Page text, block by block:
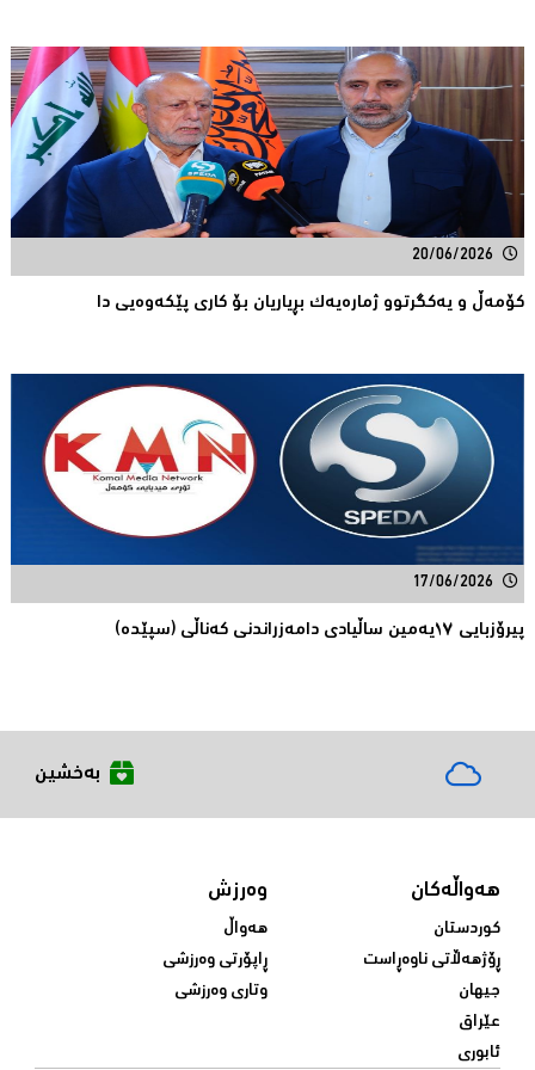
20/06/2026
كۆمەڵ و یەكگرتوو ژمارەیەك بڕیاریان بۆ كاری پێكەوەیی دا
17/06/2026
پیرۆزبایی ١٧یەمین ساڵیادی دامەزراندنی کەناڵی (سپێدە)
بەخشین
هەواڵەکان
کوردستان
ڕۆژهەڵاتی ناوەڕاست
جیهان
عێراق
ئابوری
وەرزش
هەواڵ
ڕاپۆرتی وەرزشی
وتاری وەرزشی